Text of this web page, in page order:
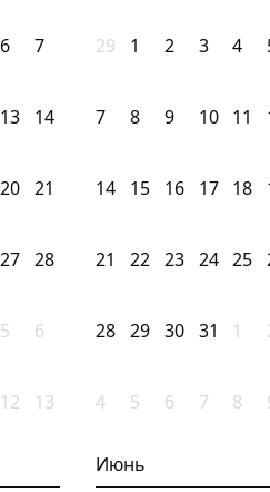
6 7
13 14
20 21
27 28
5 6
12 13
29 1 2 3 4
7 8 9 10 11
14 15 16 17 18
21 22 23 24 25
28 29 30 31 1
4 5 6 7 8
Июнь